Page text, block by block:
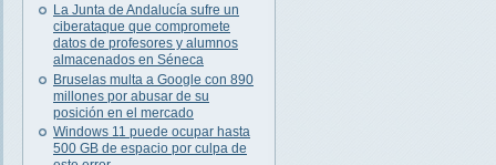
La Junta de Andalucía sufre un
ciberataque que compromete
datos de profesores y alumnos
almacenados en Séneca
Bruselas multa a Google con 890
millones por abusar de su
posición en el mercado
Windows 11 puede ocupar hasta
500 GB de espacio por culpa de